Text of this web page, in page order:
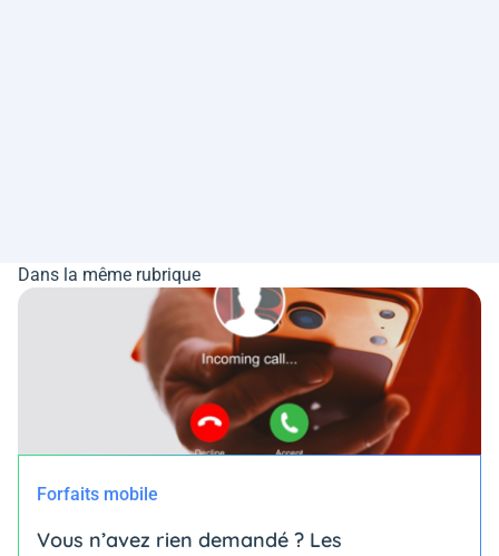
Dans la même rubrique
Forfaits mobile
Vous n’avez rien demandé ? Les